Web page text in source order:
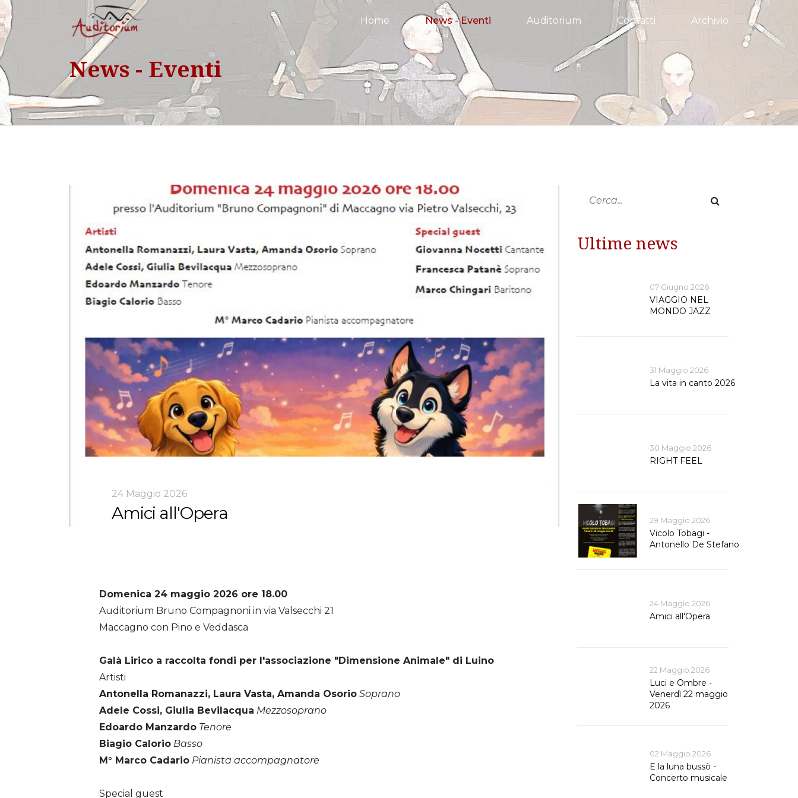
Home News - Eventi Auditorium Contatti Archivio
News - Eventi
24 Maggio 2026
Amici all'Opera
Domenica 24 maggio 2026 ore 18.00
Auditorium Bruno Compagnoni in via Valsecchi 21
Maccagno con Pino e Veddasca
Galà Lirico a raccolta fondi per l'associazione "Dimensione Animale" di Luino
Artisti
Antonella Romanazzi, Laura Vasta, Amanda Osorio Soprano
Adele Cossi, Giulia Bevilacqua Mezzosoprano
Edoardo Manzardo Tenore
Biagio Calorio Basso
M° Marco Cadario Pianista accompagnatore
Special guest
Ultime news
07 Giugno 2026
VIAGGIO NEL
MONDO JAZZ
31 Maggio 2026
La vita in canto 2026
30 Maggio 2026
RIGHT FEEL
29 Maggio 2026
Vicolo Tobagi -
Antonello De Stefano
24 Maggio 2026
Amici all'Opera
22 Maggio 2026
Luci e Ombre -
Venerdì 22 maggio
2026
02 Maggio 2026
E la luna bussò -
Concerto musicale